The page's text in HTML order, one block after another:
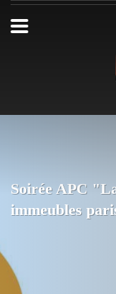
Soirée APC
immeubles